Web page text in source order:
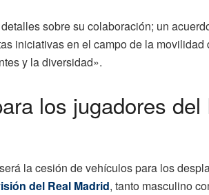
sobre su colaboración; un
iniciativas en el campo de la movilidad
y la diversidad».
los jugadores del
la cesión de vehículos para los
del Real Madrid, tanto masculino